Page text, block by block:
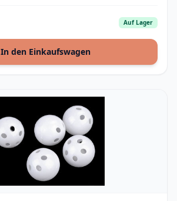
Auf Lager
In den Einkaufswagen